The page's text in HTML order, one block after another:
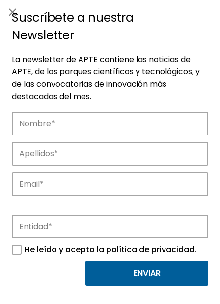
Noticias
Conoce las noticias más destacadas de
APTE y sus parques científicos y
tecnológicos.
Suscríbete a nuestra
Newsletter
La newsletter de APTE contiene las noticias de
APTE, de los parques científicos y tecnológicos, y
de las convocatorias de innovación más
destacadas del mes.
He leído y acepto la política de privacidad.